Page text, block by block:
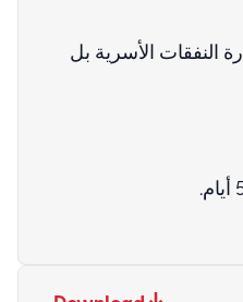
النفقات الأسرية بل